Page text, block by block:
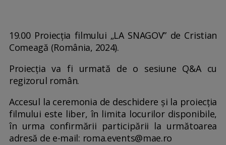
19.00 Proiecția filmului „LA SNAGOV” de Cristian
Comeagă (România, 2024).
Proiecția va fi urmată de o sesiune Q&A cu
regizorul român.
Accesul la ceremonia de deschidere și la proiecția
filmului este liber, în limita locurilor disponibile,
în urma confirmării participării la următoarea
adresă de e-mail: roma.events@mae.ro